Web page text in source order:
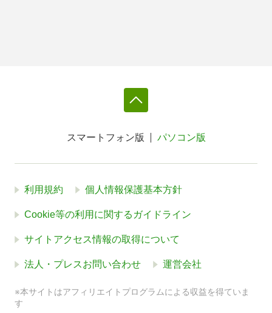
スマートフォン版 パソコン版
利用規約 個人情報保護基本方針
Cookie等の利用に関するガイドライン
サイトアクセス情報の取得について
法人・プレスお問い合わせ 運営会社
※本サイトはアフィリエイトプログラムによる収益を得ていま
す